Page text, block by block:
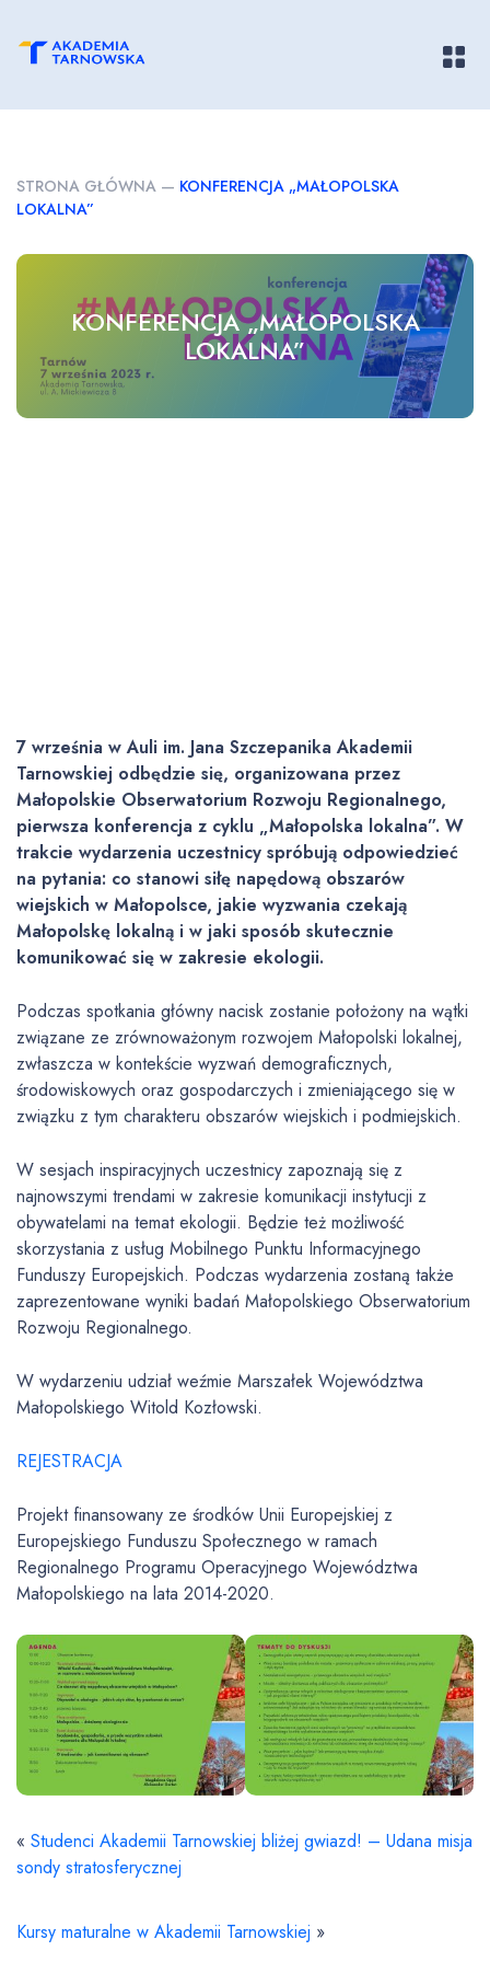
STRONA GŁÓWNA — KONFERENCJA „MAŁOPOLSKA
LOKALNA”
KONFERENCJA „MAŁOPOLSKA
LOKALNA”
7 września w Auli im. Jana Szczepanika Akademii
Tarnowskiej odbędzie się, organizowana przez
Małopolskie Obserwatorium Rozwoju Regionalnego,
pierwsza konferencja z cyklu „Małopolska lokalna”. W
trakcie wydarzenia uczestnicy spróbują odpowiedzieć
na pytania: co stanowi siłę napędową obszarów
wiejskich w Małopolsce, jakie wyzwania czekają
Małopolskę lokalną i w jaki sposób skutecznie
komunikować się w zakresie ekologii.
Podczas spotkania główny nacisk zostanie położony na wątki
związane ze zrównoważonym rozwojem Małopolski lokalnej,
zwłaszcza w kontekście wyzwań demograficznych,
środowiskowych oraz gospodarczych i zmieniającego się w
związku z tym charakteru obszarów wiejskich i podmiejskich.
W sesjach inspiracyjnych uczestnicy zapoznają się z
najnowszymi trendami w zakresie komunikacji instytucji z
obywatelami na temat ekologii. Będzie też możliwość
skorzystania z usług Mobilnego Punktu Informacyjnego
Funduszy Europejskich. Podczas wydarzenia zostaną także
zaprezentowane wyniki badań Małopolskiego Obserwatorium
Rozwoju Regionalnego.
W wydarzeniu udział weźmie Marszałek Województwa
Małopolskiego Witold Kozłowski.
REJESTRACJA
Projekt finansowany ze środków Unii Europejskiej z
Europejskiego Funduszu Społecznego w ramach
Regionalnego Programu Operacyjnego Województwa
Małopolskiego na lata 2014-2020.
« Studenci Akademii Tarnowskiej bliżej gwiazd! – Udana misja
sondy stratosferycznej
Kursy maturalne w Akademii Tarnowskiej »